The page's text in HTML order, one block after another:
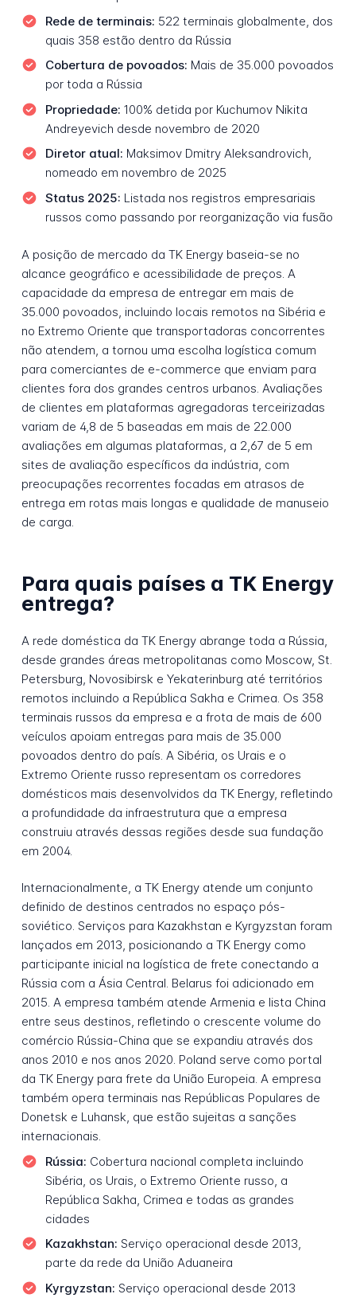
Rede de terminais: 522 terminais globalmente, dos
quais 358 estão dentro da Rússia
Cobertura de povoados: Mais de 35.000 povoados
por toda a Rússia
Propriedade: 100% detida por Kuchumov Nikita
Andreyevich desde novembro de 2020
Diretor atual: Maksimov Dmitry Aleksandrovich,
nomeado em novembro de 2025
Status 2025: Listada nos registros empresariais
russos como passando por reorganização via fusão
A posição de mercado da TK Energy baseia-se no
alcance geográfico e acessibilidade de preços. A
capacidade da empresa de entregar em mais de
35.000 povoados, incluindo locais remotos na Sibéria e
no Extremo Oriente que transportadoras concorrentes
não atendem, a tornou uma escolha logística comum
para comerciantes de e-commerce que enviam para
clientes fora dos grandes centros urbanos. Avaliações
de clientes em plataformas agregadoras terceirizadas
variam de 4,8 de 5 baseadas em mais de 22.000
avaliações em algumas plataformas, a 2,67 de 5 em
sites de avaliação específicos da indústria, com
preocupações recorrentes focadas em atrasos de
entrega em rotas mais longas e qualidade de manuseio
de carga.
Para quais países a TK Energy
entrega?
A rede doméstica da TK Energy abrange toda a Rússia,
desde grandes áreas metropolitanas como Moscow, St.
Petersburg, Novosibirsk e Yekaterinburg até territórios
remotos incluindo a República Sakha e Crimea. Os 358
terminais russos da empresa e a frota de mais de 600
veículos apoiam entregas para mais de 35.000
povoados dentro do país. A Sibéria, os Urais e o
Extremo Oriente russo representam os corredores
domésticos mais desenvolvidos da TK Energy, refletindo
a profundidade da infraestrutura que a empresa
construiu através dessas regiões desde sua fundação
em 2004.
Internacionalmente, a TK Energy atende um conjunto
definido de destinos centrados no espaço pós-
soviético. Serviços para Kazakhstan e Kyrgyzstan foram
lançados em 2013, posicionando a TK Energy como
participante inicial na logística de frete conectando a
Rússia com a Ásia Central. Belarus foi adicionado em
2015. A empresa também atende Armenia e lista China
entre seus destinos, refletindo o crescente volume do
comércio Rússia-China que se expandiu através dos
anos 2010 e nos anos 2020. Poland serve como portal
da TK Energy para frete da União Europeia. A empresa
também opera terminais nas Repúblicas Populares de
Donetsk e Luhansk, que estão sujeitas a sanções
internacionais.
Rússia: Cobertura nacional completa incluindo
Sibéria, os Urais, o Extremo Oriente russo, a
República Sakha, Crimea e todas as grandes
cidades
Kazakhstan: Serviço operacional desde 2013,
parte da rede da União Aduaneira
Kyrgyzstan: Serviço operacional desde 2013